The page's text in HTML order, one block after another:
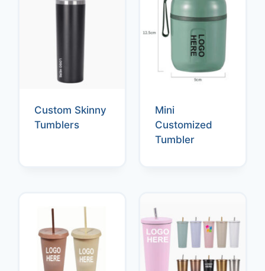
Custom Skinny
Tumblers
Mini
Customized
Tumbler